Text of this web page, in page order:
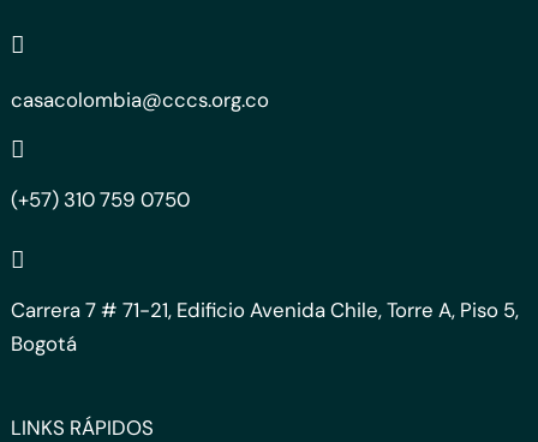
casacolombia@cccs.org.co
(+57) 310 759 0750
Carrera 7 # 71-21, Edificio Avenida Chile, Torre A, Piso 5,
Bogotá
LINKS RÁPIDOS